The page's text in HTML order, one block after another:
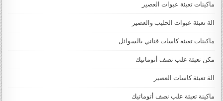
ماكينات تعبئة عبوات العصير
الة تعبئة عبوات الحليب والعصير
ماكينات تعبئة كاسات قناني بالسوائل
مكن تعبئة علب نصف أتوماتيك
الة تعبئة كاسات العصير
ماكينة تعبئة علب نصف أتوماتيك